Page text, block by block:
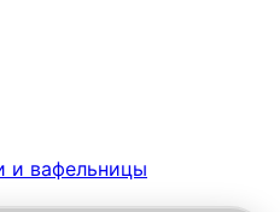
и вафельницы